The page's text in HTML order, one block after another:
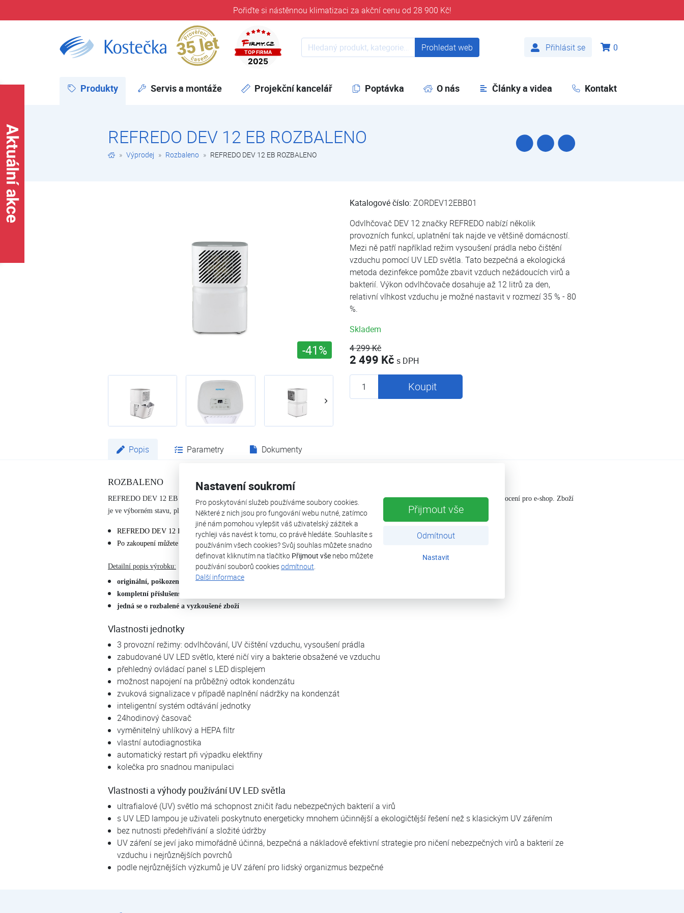
Nastavení soukromí
Pro poskytování služeb používáme soubory cookies.
Některé z nich jsou pro fungování webu nutné, zatímco
jiné nám pomohou vylepšit váš uživatelský zážitek a
rychleji vás navést k tomu, co právě hledáte. Souhlasíte s
používáním všech cookies? Svůj souhlas můžete snadno
definovat kliknutím na tlačítko Přijmout vše nebo můžete
používání souborů cookiesodmítnout.
Další informace
Přijmout vše
Odmítnout
Nastavit
Pořiďte si nástěnnou klimatizaci za akční cenu od 28 900 Kč!
Prověřeni časem 32 let
Přihlásit se
0
Prohledat web Prohledat web
Produkty (aktuální)Servis a montáže Projekční kancelář Poptávka O nás Články a videa Kontakt
REFREDO DEV 12 EB ROZBALENO
Výprodej Rozbaleno REFREDO DEV 12 EB ROZBALENO
-41%
Katalogové číslo: ZORDEV12EBB01
Odvlhčovač DEV 12 značky REFREDO nabízí několik
provozních funkcí, uplatnění tak najde ve většině domácností.
Mezi ně patří například režim vysoušení prádla nebo čištění
vzduchu pomocí UV LED světla. Tato bezpečná a ekologická
metoda dezinfekce pomůže zbavit vzduch nežádoucích virů a
bakterií. Výkon odvlhčovače dosahuje až 12 litrů za den,
relativní vlhkost vzduchu je možné nastavit v rozmezí 35 % - 80
%.
Skladem
4 299 Kč
2 499 Kč s DPH
Koupit
Popis Parametry Dokumenty
ROZBALENO
REFREDO DEV 12 EB je otevřené zboží, které má originální, poškozený obal. Jedná se o nový produkt, který byl rozbalený za účelem focení pro e-shop. Zboží
je ve výborném stavu, plně funkční, bez jakýchkoli závad.
REFREDO DEV 12 EB má standardní záruku na 24 měsíců.
Po zakoupení můžete zboží standardně vrátit do 14 dnů.
Detailní popis výrobku:
originální, poškozený obal, polepený
kompletní příslušenství
jedná se o rozbalené a vyzkoušené zboží
Vlastnosti jednotky
3 provozní režimy: odvlhčování, UV čištění vzduchu, vysoušení prádla
zabudované UV LED světlo, které ničí viry a bakterie obsažené ve vzduchu
přehledný ovládací panel s LED displejem
možnost napojení na průběžný odtok kondenzátu
zvuková signalizace v případě naplnění nádržky na kondenzát
inteligentní systém odtávání jednotky
24hodinový časovač
vyměnitelný uhlíkový a HEPA filtr
vlastní autodiagnostika
automatický restart při výpadku elektřiny
kolečka pro snadnou manipulaci
Vlastnosti a výhody používání UV LED světla
ultrafialové (UV) světlo má schopnost zničit řadu nebezpečných bakterií a virů
s UV LED lampou je uživateli poskytnuto energeticky mnohem účinnější a ekologičtější řešení než s klasickým UV zářením
bez nutnosti předehřívání a složité údržby
UV záření se jeví jako mimořádně účinná, bezpečná a nákladově efektivní strategie pro ničení nebezpečných virů a bakterií ze
vzduchu i nejrůznějších povrchů
podle nejrůznějších výzkumů je UV záření pro lidský organizmus bezpečné